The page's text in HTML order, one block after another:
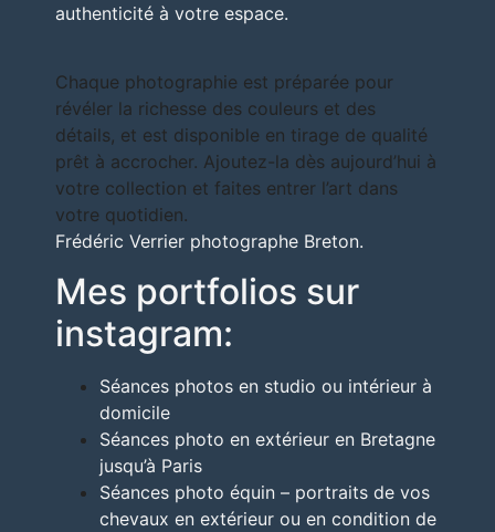
authenticité à votre espace.
Chaque photographie est préparée pour
révéler la richesse des couleurs et des
détails, et est disponible en tirage de qualité
prêt à accrocher. Ajoutez-la dès aujourd’hui à
votre collection et faites entrer l’art dans
votre quotidien.
Frédéric Verrier photographe Breton.
Mes portfolios sur
instagram:
Séances photos en studio ou intérieur à
domicile
Séances photo en extérieur en Bretagne
jusqu’à Paris
Séances photo équin – portraits de vos
chevaux en extérieur ou en condition de